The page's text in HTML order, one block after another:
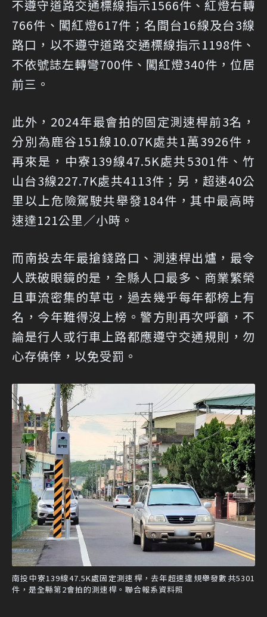
不遵守道路交通標線指示1566件、紅燈右轉
766件、闖紅燈617件；名間台16線及台3線
路口，以不遵守道路交通標線指示1198件、
不依號誌左轉彎700件、闖紅燈340件，位居
前三。
此外，2024年最會拍的固定測速桿前3名，
分別為鹿谷151線10.07K處共1萬3926件，
再來是，中寮139線47.5K處共5301件、竹
山台3線227.7K處共4113件；另，超速40公
里以上危險駕駛共舉發184件，其中最高時
速達121公里／小時。
而南投去年最搶錢路口、測速桿出爐，最令
人跌破眼鏡的是，全縣人口最多、商業繁榮
且車流密集的草屯，過去幾乎每年都榜上有
名，今年難得沒上榜。警方則再次呼籲，不
論是行人或行車上路都應遵守交通規則，勿
心存僥倖，以免受罰。
南投中寮139線47.5K處固定測速桿，去年超速違規舉發數共5301
件，是全縣第2會拍的測速桿。聯合報系資料照